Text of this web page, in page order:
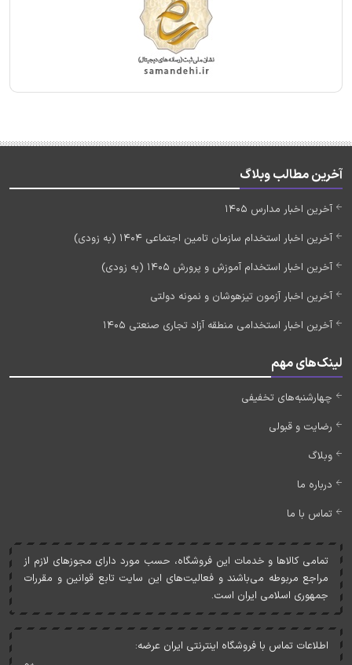
آخرین مطالب وبلاگ
آخرین اخبار مدارس 1405
آخرین اخبار استخدام سازمان تامین اجتماعی 1404 (به زودی)
آخرین اخبار استخدام آموزش و پرورش 1405 (به زودی)
آخرین اخبار آزمون تیزهوشان و نمونه دولتی
آخرین اخبار استخدامی منطقه آزاد تجاری صنعتی 1405
لینک‌های مهم
چهارشنبه‌های تخفیفی
رضایت و قبولی
وبلاگ
درباره ما
تماس با ما
تمامی کالاها و خدمات اين فروشگاه، حسب مورد دارای مجوزهای لازم از
مراجع مربوطه می‌باشند و فعاليت‌های اين سايت تابع قوانين و مقررات
جمهوری اسلامی ايران است.
اطلاعات تماس با فروشگاه اینترنتی ایران عرضه: